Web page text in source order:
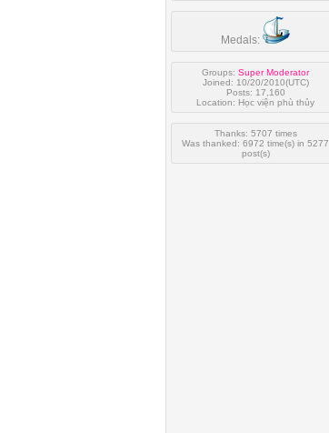
Medals:
Groups: Super Moderator
Joined: 10/20/2010(UTC)
Posts: 17,160
Location: Học viện phù thủy
Thanks: 5707 times
Was thanked: 6972 time(s) in 5277
post(s)